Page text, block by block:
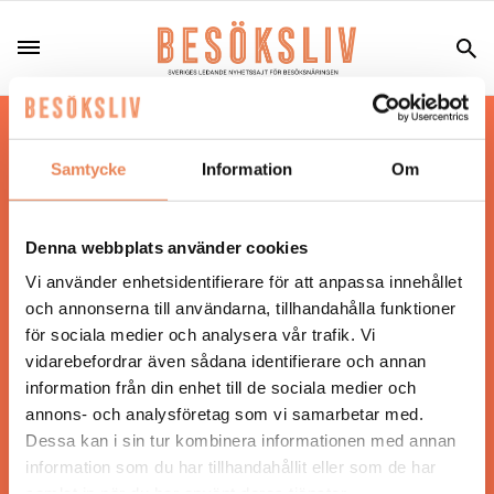
Samtycke Information Om
Denna webbplats använder cookies
Vi använder enhetsidentifierare för att anpassa innehållet
och annonserna till användarna, tillhandahålla funktioner
för sociala medier och analysera vår trafik. Vi
vidarebefordrar även sådana identifierare och annan
information från din enhet till de sociala medier och
annons- och analysföretag som vi samarbetar med.
Dessa kan i sin tur kombinera informationen med annan
information som du har tillhandahållit eller som de har
Hos oss läser du landets mest uppdaterade
nyheter och snackisar inom besöksnäringen.
Besöksliv i sin tryckta form är ett affärsmagasin
Tidningen ges ut avVisita
ANSVARIG UTGIVARE
Jonas Siljhammar
UPPHOVSRÄTT